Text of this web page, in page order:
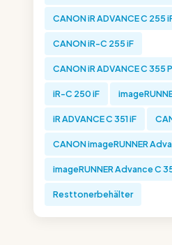
CANON iR ADVANCE C 255
CANON iR-C 255 iF
CANON iR ADVANCE C 355 P
iR-C 250 iF
iR ADVANCE C 351 iF
CANON imageRUNNER
imageRUNNER Advance C
Resttonerbehälter